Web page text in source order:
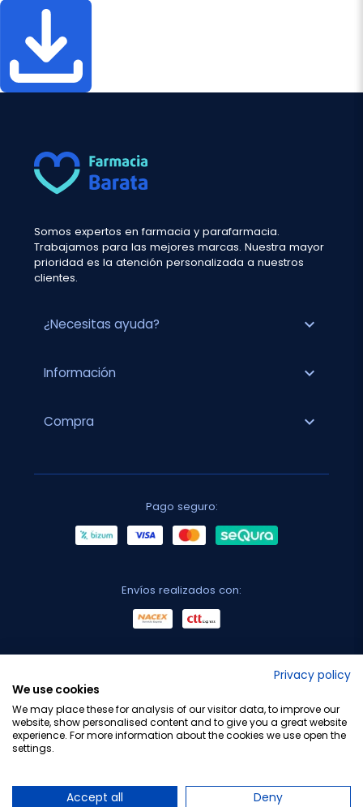
Somos expertos en farmacia y parafarmacia.
Trabajamos para las mejores marcas. Nuestra mayor
prioridad es la atención personalizada a nuestros
clientes.
¿Necesitas ayuda? expand_more
Información expand_more
Compra expand_more
Pago seguro:
Envíos realizados con:
Privacy policy
We use cookies
We may place these for analysis of our visitor data, to improve our
website, show personalised content and to give you a great website
experience. For more information about the cookies we use open the
settings.
Accept all Deny